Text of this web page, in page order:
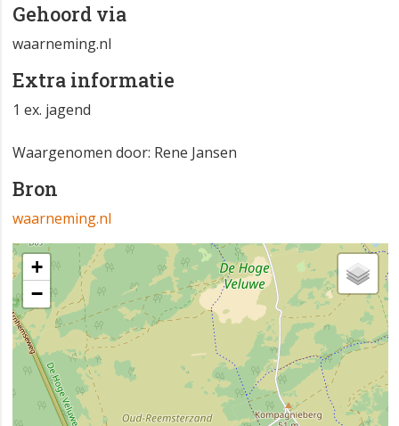
Gehoord via
waarneming.nl
Extra informatie
1 ex. jagend
Waargenomen door: Rene Jansen
Bron
waarneming.nl
+
−